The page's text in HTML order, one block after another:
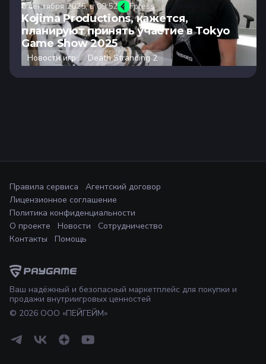
6 сентября 2025, в 09:52 Fpress
Kojima Productions, кажется,
планируют принять участие в Tokyo
Game Show 2025
Новости игр Death Stranding 2
Ваш надёжный и безопасный маркетплейс для покупки и
продажи внутриигровых ценностей
© 2026 ООО «ПЕЙГЕЙМ»
Правила сервиса
Агентский договор
Лицензионное соглашение
Политика конфиденциальности
О проекте
Новости
Сотрудничество
Контакты
Помощь